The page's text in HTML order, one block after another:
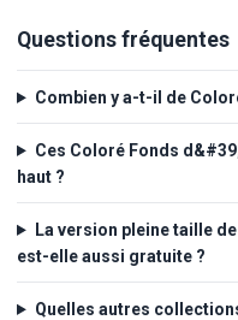
Questions fréquentes
Combien y a-t-il de
Ces Coloré Fonds
haut ?
La version pleine taille
est-elle aussi gratuite ?
Quelles autres